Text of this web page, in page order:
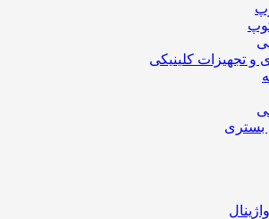
تجهیزات کلینیکی
بستری